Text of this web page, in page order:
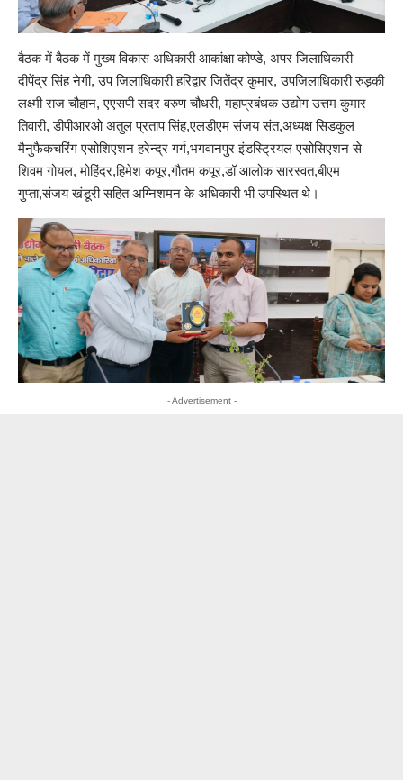
बैठक में बैठक में मुख्य विकास अधिकारी आकांक्षा कोण्डे, अपर जिलाधिकारी
दीपेंद्र सिंह नेगी, उप जिलाधिकारी हरिद्वार जितेंद्र कुमार, उपजिलाधिकारी रुड़की
लक्ष्मी राज चौहान, एएसपी सदर वरुण चौधरी, महाप्रबंधक उद्योग उत्तम कुमार
तिवारी, डीपीआरओ अतुल प्रताप सिंह,एलडीएम संजय संत,अध्यक्ष सिडकुल
मैनुफैकचरिंग एसोशिएशन हरेन्द्र गर्ग,भगवानपुर इंडस्ट्रियल एसोसिएशन से
शिवम गोयल, मोहिंदर,हिमेश कपूर,गौतम कपूर,डॉ आलोक सारस्वत,बीएम
गुप्ता,संजय खंडूरी सहित अग्निशमन के अधिकारी भी उपस्थित थे।
- Advertisement -